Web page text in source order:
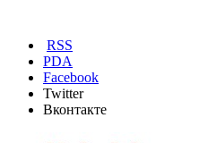
RSS
PDA
Facebook
Twitter
Вконтакте